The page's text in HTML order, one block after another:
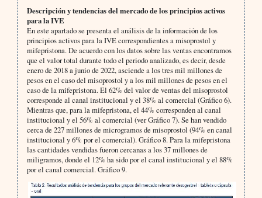
Descripción y tendencias del mercado de los principios activos
para la IVE
En este apartado se presenta el análisis de la información de los
principios activos para la IVE correspondientes a misoprostol y
mifepristona. De acuerdo con los datos sobre las ventas encontramos
que el valor total durante todo el periodo analizado, es decir, desde
enero de 2018 a junio de 2022, asciende a los tres mil millones de
pesos en el caso del misoprostol y a los mil millones de pesos en el
caso de la mifepristona. El 62% del valor de ventas del misoprostol
corresponde al canal institucional y el 38% al comercial (Gráfico 6).
Mientras que, para la mifepristona, el 44% corresponden al canal
institucional y el 56% al comercial (ver Gráfico 7). Se han vendido
cerca de 227 millones de microgramos de misoprostol (94% en canal
institucional y 6% por el comercial). Gráfico 8. Para la mifepristona
las cantidades vendidas fueron cercanas a los 37 millones de
miligramos, donde el 12% ha sido por el canal institucional y el 88%
por el canal comercial. Gráfico 9.